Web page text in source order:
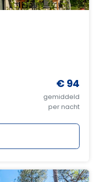
€ 94
gemiddeld
per nacht